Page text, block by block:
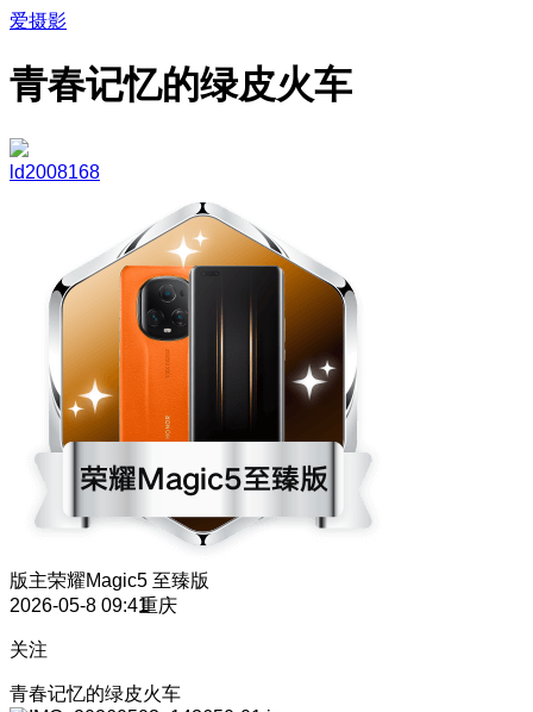
爱摄影
青春记忆的绿皮火车
ld2008168
版主荣耀Magic5 至臻版
2026-05-8 09:41重庆
关注
青春记忆的绿皮火车